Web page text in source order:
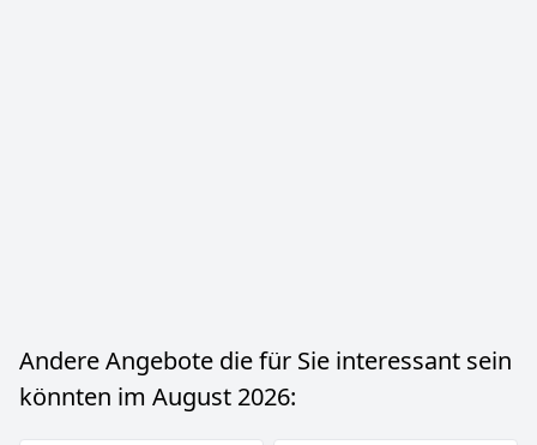
Andere Angebote die für Sie interessant sein
könnten im August 2026: